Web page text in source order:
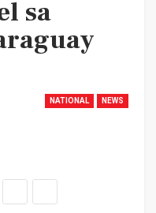
sa
NATIONAL NEWS